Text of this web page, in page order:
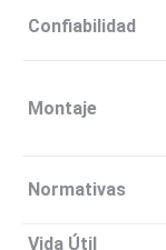
Confiabilidad
Montaje
Normativas
Vida Útil